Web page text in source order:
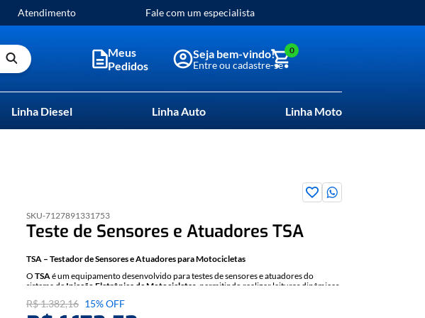
Atendimento Fale com um especialista
Meus
Pedidos
0
Linha Diesel Linha Auto Linha Moto
SKU-7127891331753
Teste de Sensores e Atuadores TSA
TSA – Testador de Sensores e Atuadores para Motocicletas
O TSAé um equipamento desenvolvido para testes de sensores e atuadores do
sistema de Injeção Eletrônica de Motocicletas , permitindo realizar leituras dinâmicas
Aplicações do Equipamento
R$1.382,16 15%OFF